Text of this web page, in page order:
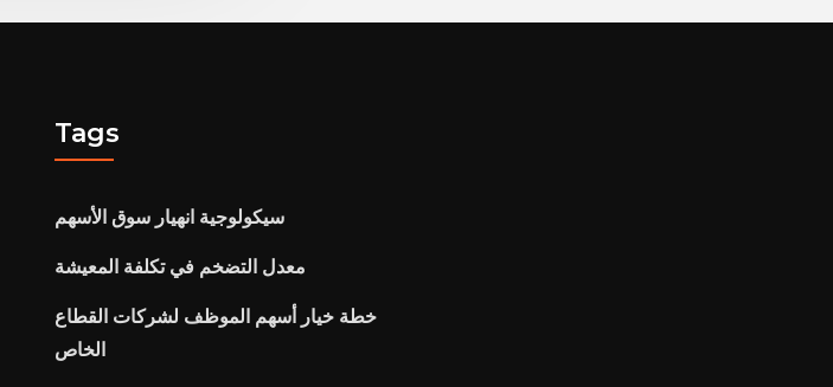
Tags
سيكولوجية انهيار سوق الأسهم
معدل التضخم في تكلفة المعيشة
خطة خيار أسهم الموظف لشركات القطاع
الخاص